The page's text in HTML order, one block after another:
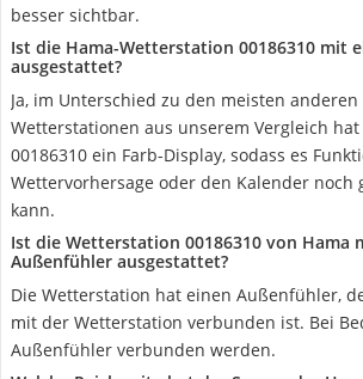
besser sichtbar.
Ist die Hama-Wetterstation 00186310 mit
ausgestattet?
Ja, im Unterschied zu den meisten anderen
Wetterstationen aus unserem Vergleich
00186310 ein Farb-Display, sodass es
Wettervorhersage oder den Kalender noch
kann.
Ist die Wetterstation 00186310 von Hama
Außenfühler ausgestattet?
Die Wetterstation hat einen Außenfühler,
mit der Wetterstation verbunden ist. Bei
Außenfühler verbunden werden.